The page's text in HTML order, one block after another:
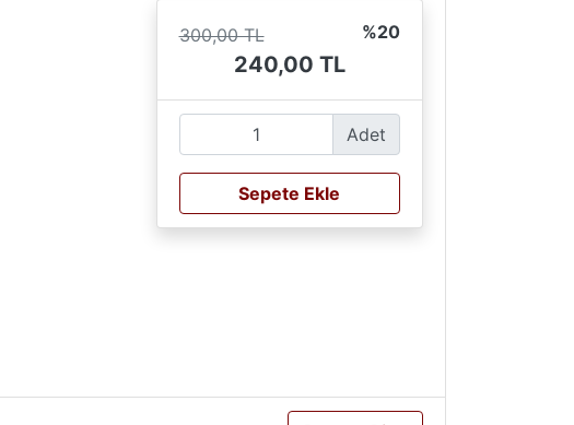
300,00 TL %20
240,00 TL
Adet
Sepete Ekle